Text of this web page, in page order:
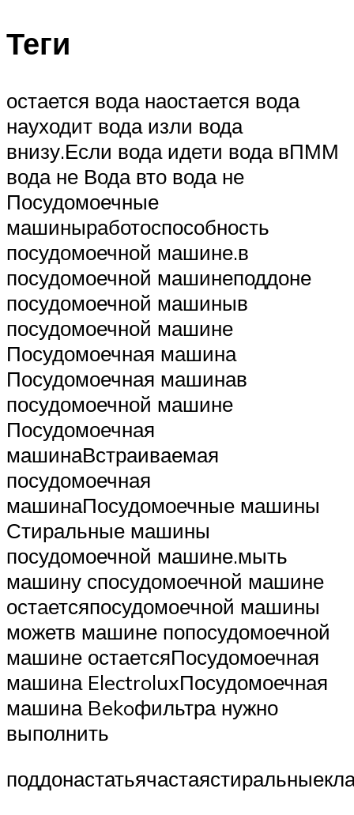
Теги
остается вода наостается вода
науходит вода изли вода
внизу.Если вода идети вода вПММ
вода не Вода вто вода не
Посудомоечные
машиныработоспособность
посудомоечной машине.в
посудомоечной машинеподдоне
посудомоечной машиныв
посудомоечной машине
Посудомоечная машина
Посудомоечная машинав
посудомоечной машине
Посудомоечная
машинаВстраиваемая
посудомоечная
машинаПосудомоечные машины
Стиральные машины
посудомоечной машине.мыть
машину спосудомоечной машине
остаетсяпосудомоечной машины
можетв машине попосудомоечной
машине остаетсяПосудомоечная
машина ElectroluxПосудомоечная
машина Bekoфильтра нужно
выполнить